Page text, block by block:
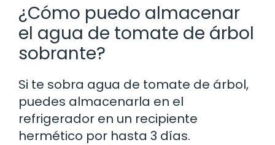
¿Cómo puedo almacenar
el agua de tomate de árbol
sobrante?
Si te sobra agua de tomate de árbol,
puedes almacenarla en el
refrigerador en un recipiente
hermético por hasta 3 días.